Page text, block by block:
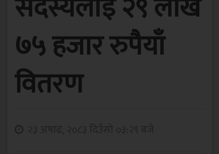
७५ हजार रुपैयाँ
वितरण